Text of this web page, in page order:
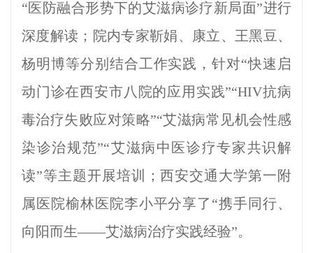
“医防融合形势下的艾滋病诊疗新局面”进行
深度解读；院内专家靳娟、康立、王黑豆、
杨明博等分别结合工作实践，针对“快速启
动门诊在西安市八院的应用实践”“HIV抗病
毒治疗失败应对策略”“艾滋病常见机会性感
染诊治规范”“艾滋病中医诊疗专家共识解
读”等主题开展培训；西安交通大学第一附
属医院榆林医院李小平分享了“携手同行、
向阳而生——艾滋病治疗实践经验”。